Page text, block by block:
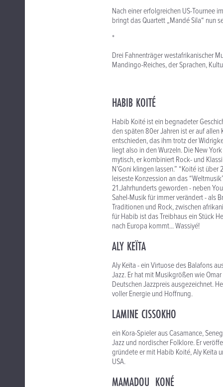
Nach einer erfolgreichen US-Tournee
bringt das Quartett „Mandé Sila“ nun
*
Drei Fahnenträger westafrikanischer
Mandingo-Reiches, der Sprachen,
HABIB KOITÉ
Habib Koité ist ein begnadeter
den späten 80er Jahren ist er auf
entschieden, das ihm trotz der
liegt also in den Wurzeln. Die New
mytisch, er kombiniert Rock- und
N’Goni klingen lassen.” “Koité ist
leiseste Konzession an das
21.Jahrhunderts geworden - neben
Sahel-Musik für immer verändert - als
Traditionen und Rock, zwischen
für Habib ist das Treibhaus ein Stück
nach Europa kommt... Wassiyé!
ALY KEÏTA
Aly Keïta - ein Virtuose des Balafons
Jazz. Er hat mit Musikgrößen wie
Deutschen Jazzpreis ausgezeichnet.
voller Energie und Hoffnung.
LAMINE CISSOKHO
ein Kora-Spieler aus Casamance,
Jazz und nordischer Folklore. Er
gründete er mit Habib Koité, Aly Keïta
USA.
MAMADOU KONÉ